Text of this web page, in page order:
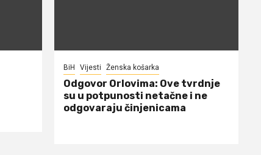
BiH Vijesti Ženska košarka
Odgovor Orlovima: ​Ove tvrdnje
su u potpunosti netačne i ne
odgovaraju činjenicama